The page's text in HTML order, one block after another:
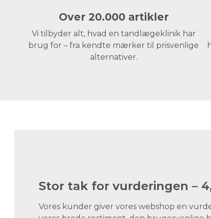
Over 20.000 artikler
Vi tilbyder alt, hvad en tandlægeklinik har
brug for – fra kendte mærker til prisvenlige
alternativer.
Stor tak for vurderingen –
Vores kunder giver vores webshop en